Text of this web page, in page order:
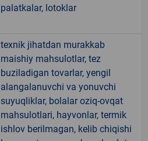
palatkalar, lotoklar
texnik jihatdan murakkab
maishiy mahsulotlar, tez
buziladigan tovarlar, yengil
alangalanuvchi va yonuvchi
suyuqliklar, bolalar oziq-ovqat
mahsulotlari, hayvonlar, termik
ishlov berilmagan, kelib chiqishi